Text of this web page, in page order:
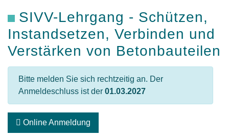
SIVV-Lehrgang - Schützen,
Instandsetzen, Verbinden und
Verstärken von Betonbauteilen
Bitte melden Sie sich rechtzeitig an. Der
Anmeldeschluss ist der 01.03.2027
Online Anmeldung